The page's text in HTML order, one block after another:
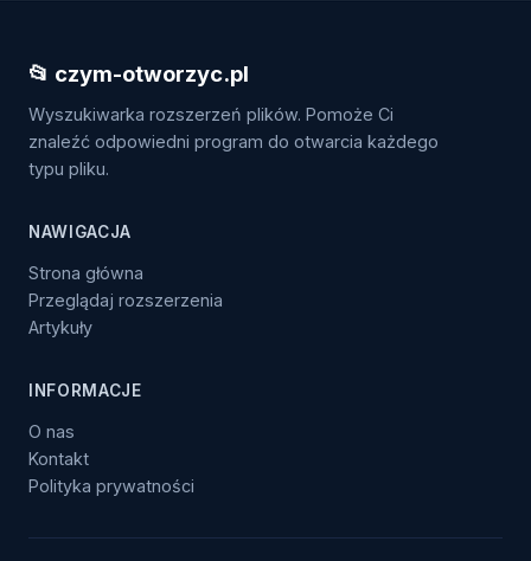
📂 czym-otworzyc.pl
Wyszukiwarka rozszerzeń plików. Pomoże Ci
znaleźć odpowiedni program do otwarcia każdego
typu pliku.
NAWIGACJA
Strona główna
Przeglądaj rozszerzenia
Artykuły
INFORMACJE
O nas
Kontakt
Polityka prywatności